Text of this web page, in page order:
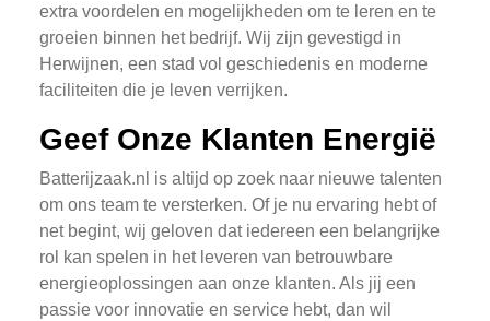
extra voordelen en mogelijkheden om te leren en te
groeien binnen het bedrijf. Wij zijn gevestigd in
Herwijnen, een stad vol geschiedenis en moderne
faciliteiten die je leven verrijken.
Geef Onze Klanten Energië
Batterijzaak.nl is altijd op zoek naar nieuwe talenten
om ons team te versterken. Of je nu ervaring hebt of
net begint, wij geloven dat iedereen een belangrijke
rol kan spelen in het leveren van betrouwbare
energieoplossingen aan onze klanten. Als jij een
passie voor innovatie en service hebt, dan wil